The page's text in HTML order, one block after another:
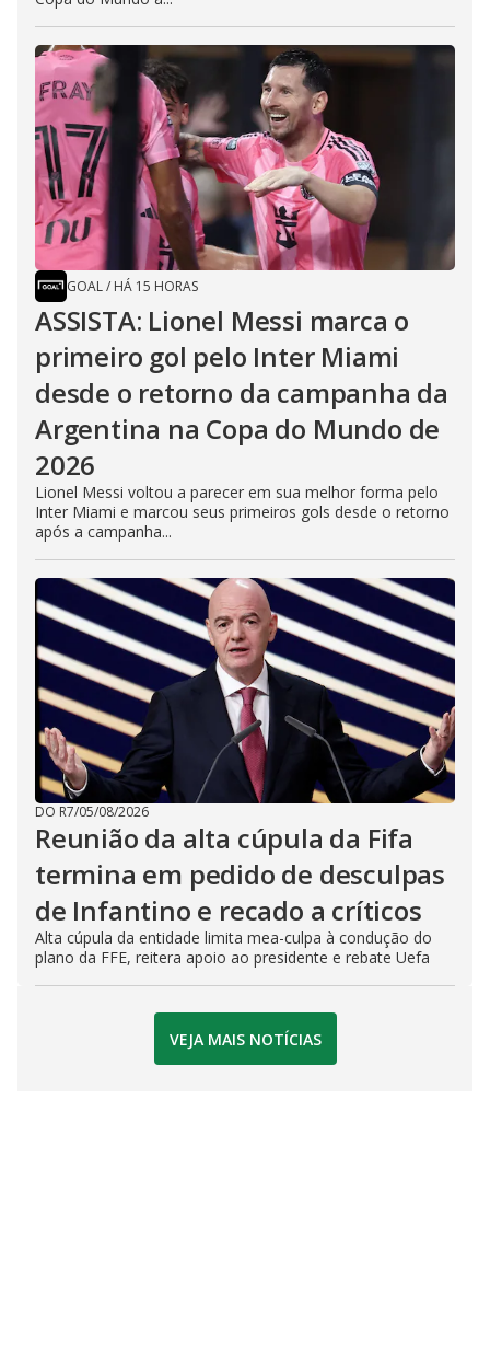
GOAL/ HÁ 15 HORAS
ASSISTA: Lionel Messi marca o
primeiro gol pelo Inter Miami
desde o retorno da campanha da
Argentina na Copa do Mundo de
2026
Lionel Messi voltou a parecer em sua melhor forma pelo
Inter Miami e marcou seus primeiros gols desde o retorno
após a campanha...
DO R7/05/08/2026
Reunião da alta cúpula da Fifa
termina em pedido de desculpas
de Infantino e recado a críticos
Alta cúpula da entidade limita mea-culpa à condução do
plano da FFE, reitera apoio ao presidente e rebate Uefa
VEJA MAIS NOTÍCIAS